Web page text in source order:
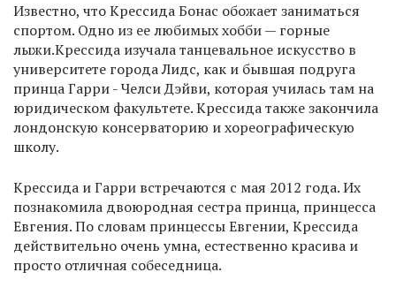
Известно, что Крессида Бонас обожает заниматься
спортом. Одно из ее любимых хобби — горные
лыжи.Крессида изучала танцевальное искусство в
университете города Лидс, как и бывшая подруга
принца Гарри - Челси Дэйви, которая училась там на
юридическом факультете. Крессида также закончила
лондонскую консерваторию и хореографическую
школу.
Крессида и Гарри встречаются с мая 2012 года. Их
познакомила двоюродная сестра принца, принцесса
Евгения. По словам принцессы Евгении, Крессида
действительно очень умна, естественно красива и
просто отличная собеседница.